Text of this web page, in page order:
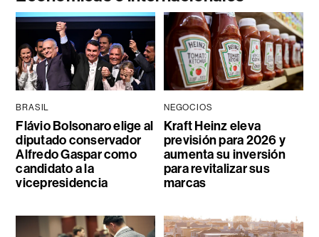
BRASIL
Flávio Bolsonaro elige al
diputado conservador
Alfredo Gaspar como
candidato a la
vicepresidencia
NEGOCIOS
Kraft Heinz eleva
previsión para 2026 y
aumenta su inversión
para revitalizar sus
marcas